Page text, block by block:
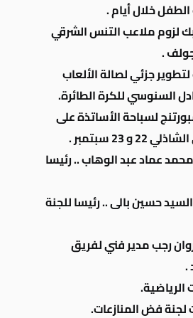
خلال أيام .
لزوم ملاعب التنس الشرقي
.
لتطوير جزئي لصالة الألعاب
السنوسي للكرة الطائرة.
لسباحة الأساتذة على
23 سبتمبر .
عماد عبد الوهاب .. رئيسا
حسين بالى .. رئيسا للجنة
رجب مدير فني لفريق
.